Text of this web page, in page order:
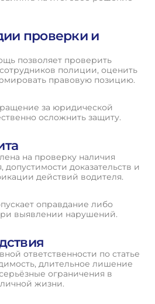
проверки и
позволяет проверить
полиции, оценить
правовую позицию.
за юридической
осложнить защиту.
на проверку наличия
допустимости доказательств и
действий водителя.
оправдание либо
выявлении нарушений.
ответственности по статье
длительное лишение
ограничения в
жизни.